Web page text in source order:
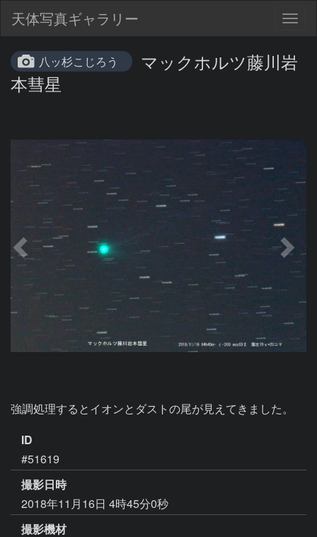
天体写真ギャラリー
八ッ杉こじろう
マックホルツ藤川岩
本彗星
強調処理するとイオンとダストの尾が見えてきました。
ID
#51619
撮影日時
2018年11月16日 4時45分0秒
撮影機材